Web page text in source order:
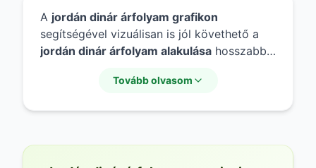
A jordán dinár árfolyam grafikon
segítségével vizuálisan is jól követhető a
jordán dinár árfolyam alakulása hosszabb
arra, hogyan változott ajordán dinár
Tovább olvasom